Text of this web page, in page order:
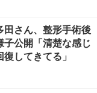
田さん、整形手術後
公開「清楚な感じ
してきてる」